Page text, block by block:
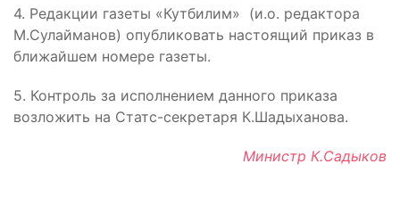
4. Редакции газеты «Кутбилим» (и.о. редактора
М.Сулайманов) опубликовать настоящий приказ в
ближайшем номере газеты.
5. Контроль за исполнением данного приказа
возложить на Статс-секретаря К.Шадыханова.
Министр К.Садыков